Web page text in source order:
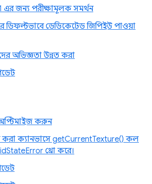
এর জন্য পরীক্ষামূলক সমর্থন
ডিফল্টভাবে ডেডিকেটেড জিপিইউ পাওয়া
অভিজ্ঞতা উন্নত করা
অপ্টিমাইজ করুন
ক্যানভাসে getCurrentTexture() কল
থ্রো করে।